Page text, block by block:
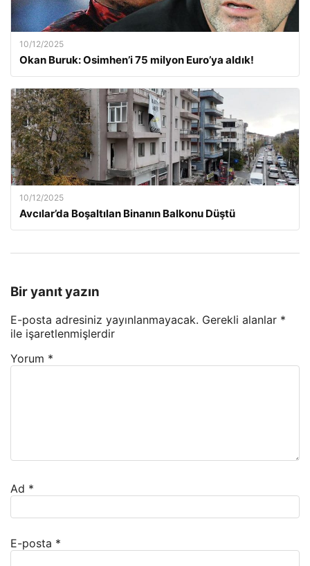
10/12/2025
Okan Buruk: Osimhen’i 75 milyon Euro’ya aldık!
10/12/2025
Avcılar’da Boşaltılan Binanın Balkonu Düştü
Bir yanıt yazın
E-posta adresiniz yayınlanmayacak. Gerekli alanlar *
ile işaretlenmişlerdir
Yorum *
Ad *
E-posta *